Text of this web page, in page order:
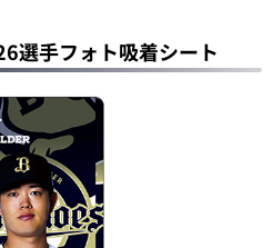
選手フォト吸着シート